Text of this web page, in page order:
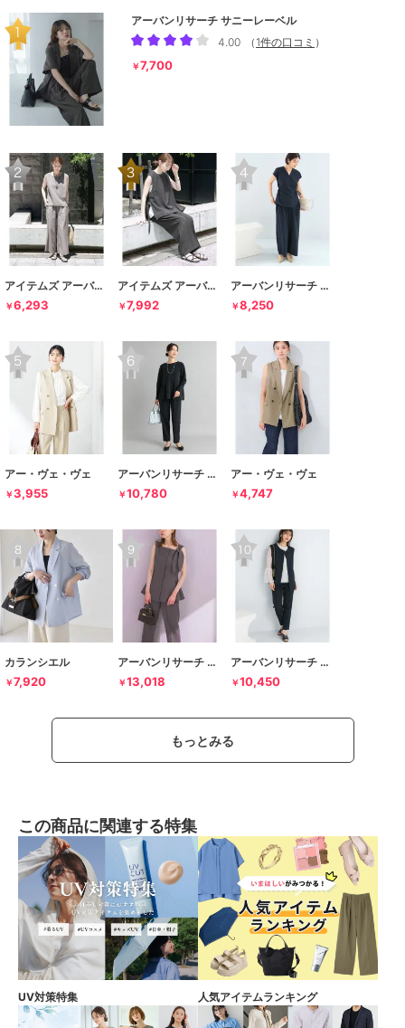
アーバンリサーチ サニーレーベル
4.00
（ 1件の口コミ ）
￥7,700
アイテムズ アーバンリサーチ
￥6,293
アイテムズ アーバンリサーチ
￥7,992
アーバンリサーチ ロッソ
￥8,250
アー・ヴェ・ヴェ
￥3,955
アーバンリサーチ ドアーズ
￥10,780
アー・ヴェ・ヴェ
￥4,747
カランシエル
￥7,920
アーバンリサーチ ロッソ
￥13,018
アーバンリサーチ ロッソ
￥10,450
もっとみる
この商品に関連する特集
UV対策特集 人気アイテムランキング